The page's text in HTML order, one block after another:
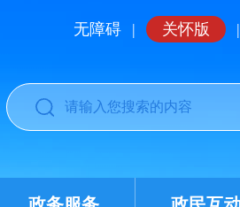
无障碍 | 关怀版 |